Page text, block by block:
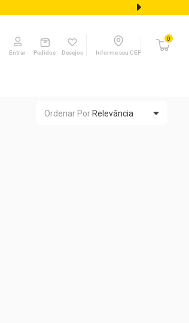
Entrar Pedidos Desejos Informe seu CEP
0
Ordenar Por Relevância